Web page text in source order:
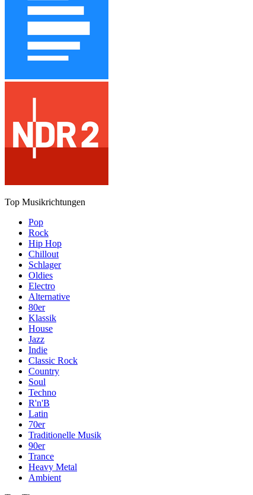
Top Musikrichtungen
Pop
Rock
Hip Hop
Chillout
Schlager
Oldies
Electro
Alternative
80er
Klassik
House
Jazz
Indie
Classic Rock
Country
Soul
Techno
R'n'B
Latin
70er
Traditionelle Musik
90er
Trance
Heavy Metal
Ambient